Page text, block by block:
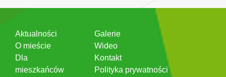
Aktualności
O mieście
Dla
mieszkańców
Galerie
Wideo
Kontakt
Polityka prywatności